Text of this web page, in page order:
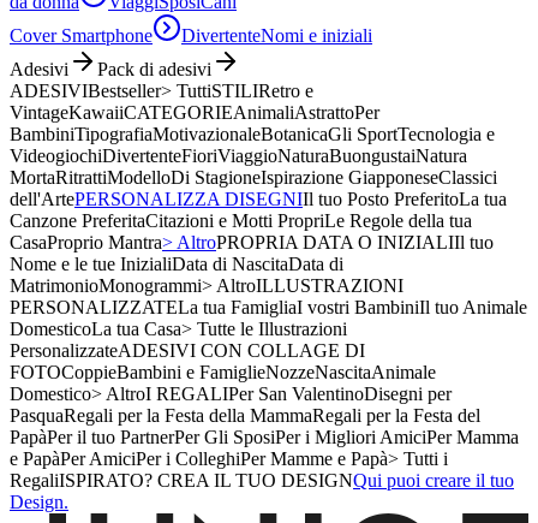
Cover Smartphone
DivertenteNomi e iniziali
Adesivi
Pack di adesivi
ADESIVIBestseller> TuttiSTILIRetro e
VintageKawaiiCATEGORIEAnimaliAstrattoPer
BambiniTipografiaMotivazionaleBotanicaGli SportTecnologia e
VideogiochiDivertenteFioriViaggioNaturaBuongustaiNatura
MortaRitrattiModelloDi StagioneIspirazione GiapponeseClassici
dell'ArtePERSONALIZZA DISEGNIIl tuo Posto PreferitoLa tua
Canzone PreferitaCitazioni e Motti PropriLe Regole della tua
CasaProprio Mantra> AltroPROPRIA DATA O INIZIALIIl tuo
Nome e le tue InizialiData di NascitaData di
MatrimonioMonogrammi> AltroILLUSTRAZIONI
PERSONALIZZATELa tua FamigliaI vostri BambiniIl tuo Animale
DomesticoLa tua Casa> Tutte le Illustrazioni
PersonalizzateADESIVI CON COLLAGE DI
FOTOCoppieBambini e FamiglieNozzeNascitaAnimale
Domestico> AltroI REGALIPer San ValentinoDisegni per
PasquaRegali per la Festa della MammaRegali per la Festa del
PapàPer il tuo PartnerPer Gli SposiPer i Migliori AmiciPer Mamma
e PapàPer AmiciPer i ColleghiPer Mamme e Papà> Tutti i
RegaliISPIRATO? CREA IL TUO DESIGNQui puoi creare il tuo
Design.